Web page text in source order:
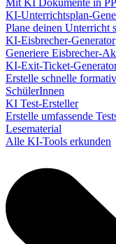
Mit KI Dokumente in
KI-Unterrichtsplan-
Plane deinen Unterricht
KI-Eisbrecher-Generator
Generiere Eisbrecher-
KI-Exit-Ticket-
Erstelle schnelle
SchülerInnen
KI Test-Ersteller
Erstelle umfassende
Lesematerial
Alle KI-Tools erkunden